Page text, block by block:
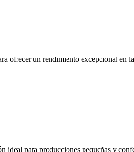
ofrecer un rendimiento excepcional en
para producciones pequeñas y